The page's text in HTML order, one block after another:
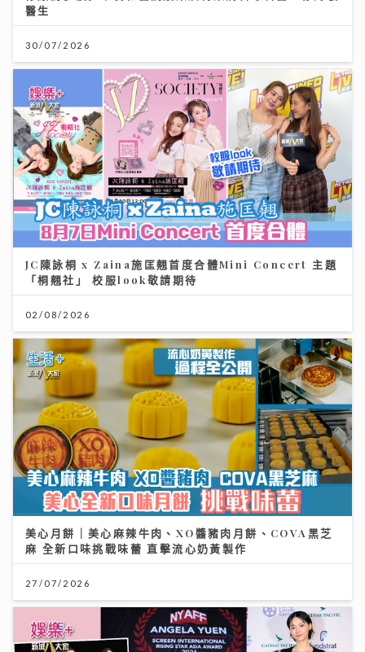
醫生
30/07/2026
JC陳詠桐 x Zaina施匡翹首度合體Mini Concert 主題
「桐翹社」 校服look敬請期待
02/08/2026
美心月餅｜美心麻辣牛肉、XO醬豬肉月餅、COVA黑芝
麻 全新口味挑戰味蕾 直擊流心奶黃製作
27/07/2026